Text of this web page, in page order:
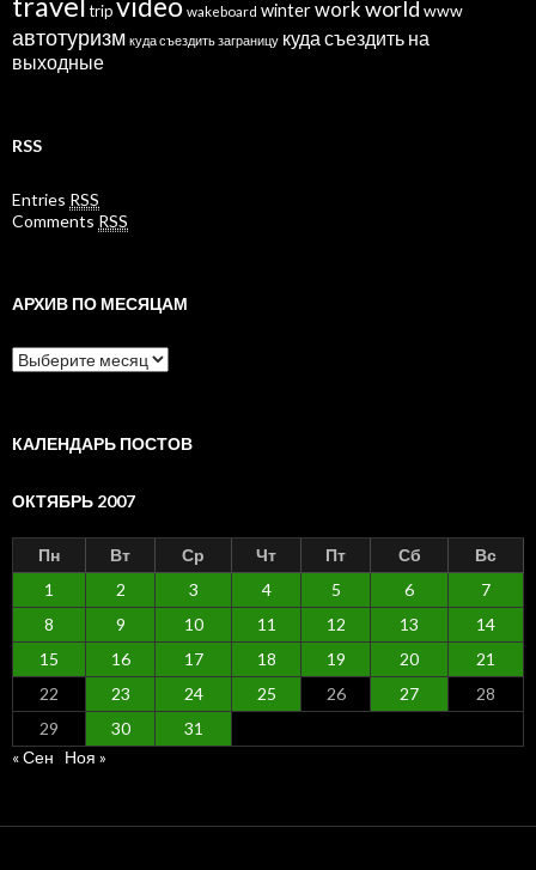
trip wakeboard winterwork world www
автотуризм куда съездить заграницу куда съездить на
выходные
RSS
Entries RSS
Comments RSS
АРХИВ ПО МЕСЯЦАМ
Архив
по
КАЛЕНДАРЬ ПОСТОВ
ОКТЯБРЬ 2007
Пн Вт Ср Чт Пт Сб
Вс
1
2 3 4 5 6
7
8
9 10 11 12 13
14
15
16 17 18 19 20
21
22
23 24 25 26 27
28
29
30
31
« Сен
Ноя »